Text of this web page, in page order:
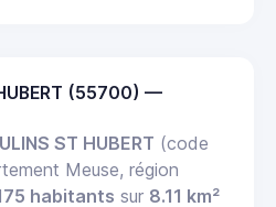
HUBERT (55700) —
ST HUBERT (code
Meuse, région
habitants sur 8.11 km²